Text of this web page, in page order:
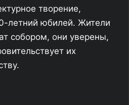
творение,
летний юбилей. Жители
собором, они уверены,
их